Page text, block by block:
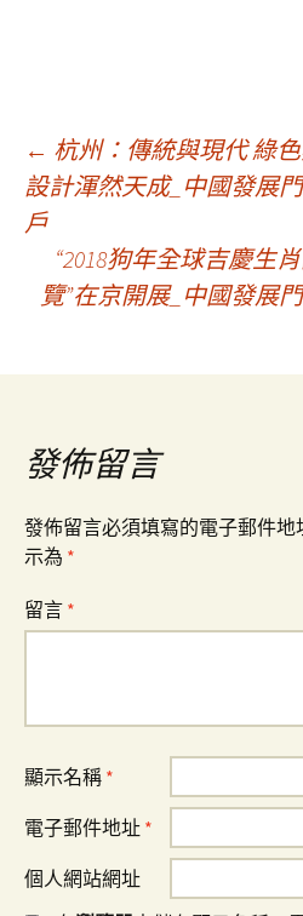
文
章
導
覽
← 杭州：傳統與現代 綠
設計渾然天成_中國發展
戶
“2018狗年全球吉慶生
覽”在京開展_中國發展
發佈留言
發佈留言必須填寫的電子郵件地
示為 *
留言 *
顯示名稱 *
電子郵件地址 *
個人網站網址